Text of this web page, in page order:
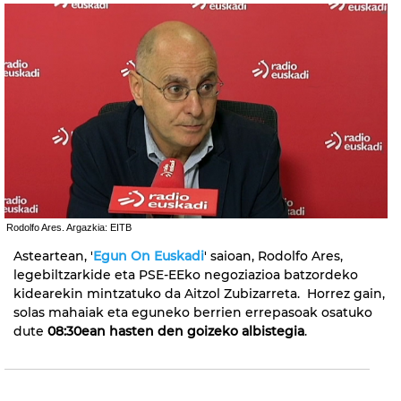
Rodolfo Ares. Argazkia: EITB
Asteartean, 'Egun On Euskadi' saioan, Rodolfo Ares,
legebiltzarkide eta PSE-EEko negoziazioa batzordeko
kidearekin mintzatuko da Aitzol Zubizarreta. Horrez gain,
solas mahaiak eta eguneko berrien errepasoak osatuko
dute 08:30ean hasten den goizeko albistegia.